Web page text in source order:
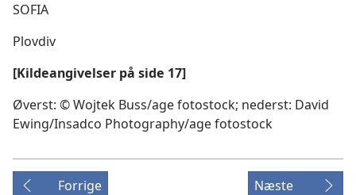
SOFIA
Plovdiv
[Kildeangivelser på side 17]
Øverst: © Wojtek Buss/age fotostock; nederst: David
Ewing/​Insadco Photography/​age fotostock
Forrige Næste